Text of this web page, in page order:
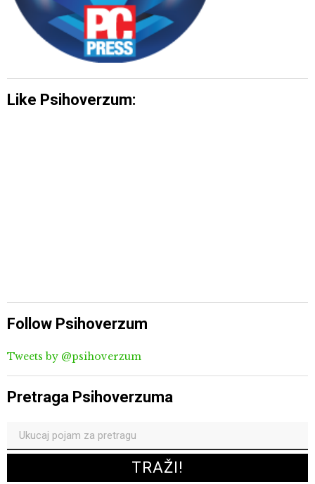
Like Psihoverzum:
Follow Psihoverzum
Tweets by @psihoverzum
Pretraga Psihoverzuma